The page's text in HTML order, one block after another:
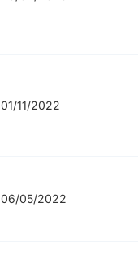
01/11/2022
06/05/2022